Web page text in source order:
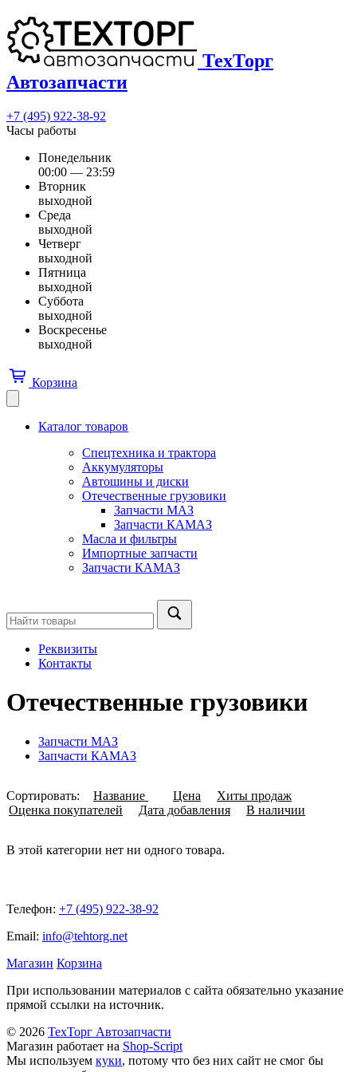
ТехТорг
Автозапчасти
+7 (495) 922-38-92
Часы работы
Понедельник
00:00 — 23:59
Вторник
выходной
Среда
выходной
Четверг
выходной
Пятница
выходной
Суббота
выходной
Воскресенье
выходной
Корзина
Каталог товаров
Спецтехника и трактора
Аккумуляторы
Автошины и диски
Отечественные грузовики
Запчасти МАЗ
Запчасти КАМАЗ
Масла и фильтры
Импортные запчасти
Запчасти КАМАЗ
Реквизиты
Контакты
Отечественные грузовики
Запчасти МАЗ
Запчасти КАМАЗ
Сортировать: Название Цена
Хиты продаж
Оценка покупателей
Дата добавления В наличии
В этой категории нет ни одного товара.
Телефон: +7 (495) 922-38-92
Email: info@tehtorg.net
Магазин Корзина
При использовании материалов с сайта обязательно указание
прямой ссылки на источник.
© 2026 ТехТорг Автозапчасти
Магазин работает на Shop-Script
Мы используем куки, потому что без них сайт не смог бы